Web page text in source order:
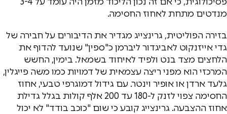
מנדטים מתחת לאחוז החסימה.
בזירה הפוליטית, גרינצייג מגדיר את הדיבורים על חבירה של
גדי אייזנקוט לאביגדור ליברמן כ"ספין" שנועד להדוף את
הלחצים מצד בנט ולפיד לאיחוד בשמאל. בימין, החשש
המרכזי הוא מפני ריצה עצמאית של דמויות כמו משה פייגלין,
גלעד ארדן או אופיר וינטר. עם גידול דמוגרפי טבעי, אחוז
החסימה צפוי לזנק ל-180 עד 200 אלף קולות בגלל גדילת
אחוז ההצבעה. גרינצייג קובע כי שום "כוכב בודד" לא יכול